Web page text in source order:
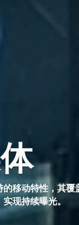
移动特性，其覆
现持续曝光。